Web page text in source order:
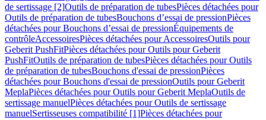
de sertissage [2]Outils de préparation de tubesPièces détachées pour
Outils de préparation de tubesBouchons d’essai de pressionPièces
détachées pour Bouchons d’essai de pressionÉquipements de
contrôleAccessoiresPièces détachées pour AccessoiresOutils pour
Geberit PushFitPièces détachées pour Outils pour Geberit
PushFitOutils de préparation de tubesPièces détachées pour Outils
de préparation de tubesBouchons d'essai de pressionPièces
détachées pour Bouchons d'essai de pressionOutils pour Geberit
MeplaPièces détachées pour Outils pour Geberit MeplaOutils de
sertissage manuelPièces détachées pour Outils de sertissage
manuelSertisseuses compatibilité [1]Pièces détachées pour